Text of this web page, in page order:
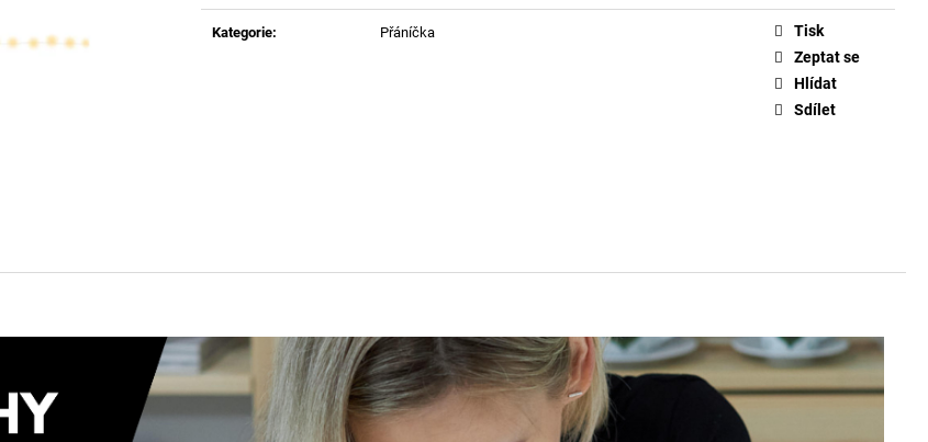
Kategorie: Přáníčka
Tisk
Zeptat se
Hlídat
Sdílet